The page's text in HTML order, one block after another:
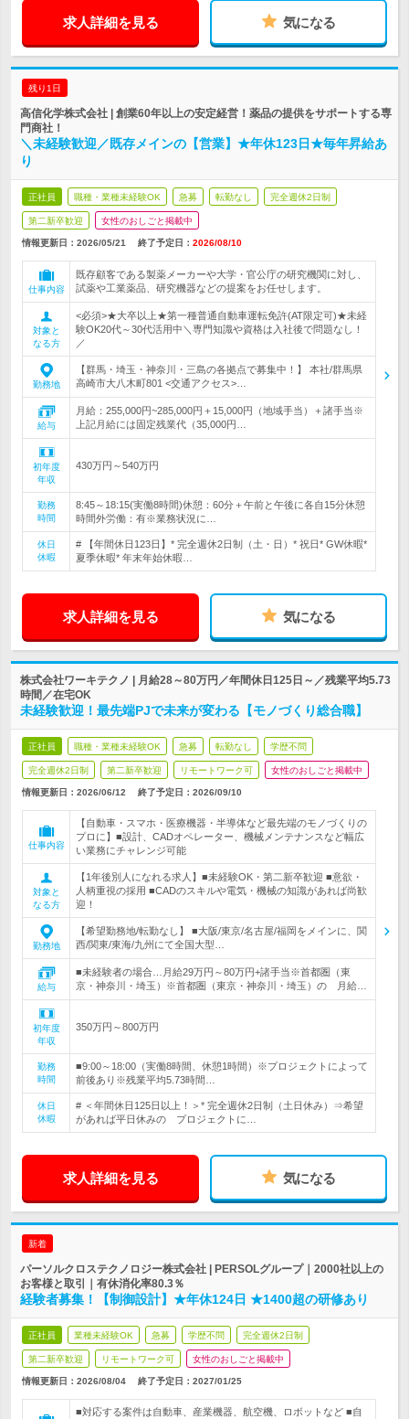
求人詳細を見る 気になる
残り1日
高信化学株式会社 | 創業60年以上の安定経営！薬品の提供をサポートする専
門商社！
＼未経験歓迎／既存メインの【営業】★年休123日★毎年昇給あ
り
正社員 職種・業種未経験OK 急募 転勤なし 完全週休2日制
第二新卒歓迎 女性のおしごと掲載中
情報更新日：2026/05/21 終了予定日： 2026/08/10
仕事内容
既存顧客である製薬メーカーや大学・官公庁の研究機関に対し、
試薬や工業薬品、研究機器などの提案をお任せします。
対象と
なる方
<必須>★大卒以上★第一種普通自動車運転免許(AT限定可)★未経
験OK20代～30代活用中＼専門知識や資格は入社後で問題なし！
／
勤務地
【群馬・埼玉・神奈川・三島の各拠点で募集中！】 本社/群馬県
高崎市大八木町801 <交通アクセス>…
給与
月給：255,000円~285,000円＋15,000円（地域手当）＋諸手当※
上記月給には固定残業代（35,000円…
初年度
年収
430万円～540万円
勤務
時間
8:45～18:15(実働8時間)休憩：60分＋午前と午後に各自15分休憩
時間外労働：有※業務状況に…
休日
休暇
# 【年間休日123日】* 完全週休2日制（土・日）* 祝日* GW休暇*
夏季休暇* 年末年始休暇…
求人詳細を見る 気になる
株式会社ワーキテクノ | 月給28～80万円／年間休日125日～／残業平均5.73
時間／在宅OK
未経験歓迎！最先端PJで未来が変わる【モノづくり総合職】
正社員 職種・業種未経験OK 急募 転勤なし 学歴不問
完全週休2日制 第二新卒歓迎 リモートワーク可 女性のおしごと掲載中
情報更新日：2026/06/12 終了予定日： 2026/09/10
仕事内容
【自動車・スマホ・医療機器・半導体など最先端のモノづくりの
プロに】■設計、CADオペレーター、機械メンテナンスなど幅広
い業務にチャレンジ可能
対象と
なる方
【1年後別人になれる求人】■未経験OK・第二新卒歓迎 ■意欲・
人柄重視の採用 ■CADのスキルや電気・機械の知識があれば尚歓
迎！
勤務地
【希望勤務地/転勤なし】 ■大阪/東京/名古屋/福岡をメインに、関
西/関東/東海/九州にて全国大型…
給与
■未経験者の場合…月給29万円～80万円+諸手当※首都圏（東
京・神奈川・埼玉）※首都圏（東京・神奈川・埼玉）の 月給…
初年度
年収
350万円～800万円
勤務
時間
■9:00～18:00（実働8時間、休憩1時間）※プロジェクトによって
前後あり※残業平均5.73時間…
休日
休暇
# ＜年間休日125日以上！＞* 完全週休2日制（土日休み）⇒希望
があれば平日休みの プロジェクトに…
求人詳細を見る 気になる
新着
パーソルクロステクノロジー株式会社 | PERSOLグループ｜2000社以上の
お客様と取引｜有休消化率80.3％
経験者募集！【制御設計】★年休124日 ★1400超の研修あり
正社員 業種未経験OK 急募 学歴不問 完全週休2日制
第二新卒歓迎 リモートワーク可 女性のおしごと掲載中
情報更新日：2026/08/04 終了予定日： 2027/01/25
■対応する案件は自動車、産業機器、航空機、ロボットなど ■自